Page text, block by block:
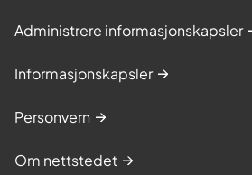
Administrere informasjonskapsler
Informasjonskapsler
Personvern
Om nettstedet